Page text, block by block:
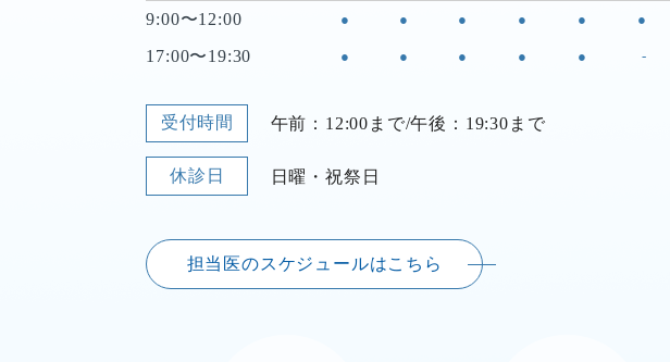
9:00〜12:00 ● ● ● ● ● ●
17:00〜19:30 ● ● ● ● ● -
受付時間 午前：12:00まで/午後：19:30まで
休診日 日曜・祝祭日
担当医のスケジュールはこちら